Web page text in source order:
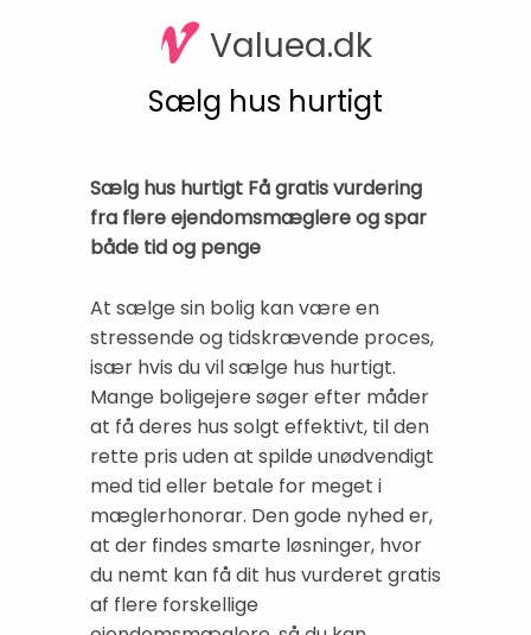
Valuea.dk
Sælg hus hurtigt
Sælg hus hurtigt Få gratis vurdering
fra flere ejendomsmæglere og spar
både tid og penge
At sælge sin bolig kan være en
stressende og tidskrævende proces,
især hvis du vil sælge hus hurtigt.
Mange boligejere søger efter måder
at få deres hus solgt effektivt, til den
rette pris uden at spilde unødvendigt
med tid eller betale for meget i
mæglerhonorar. Den gode nyhed er,
at der findes smarte løsninger, hvor
du nemt kan få dit hus vurderet gratis
af flere forskellige